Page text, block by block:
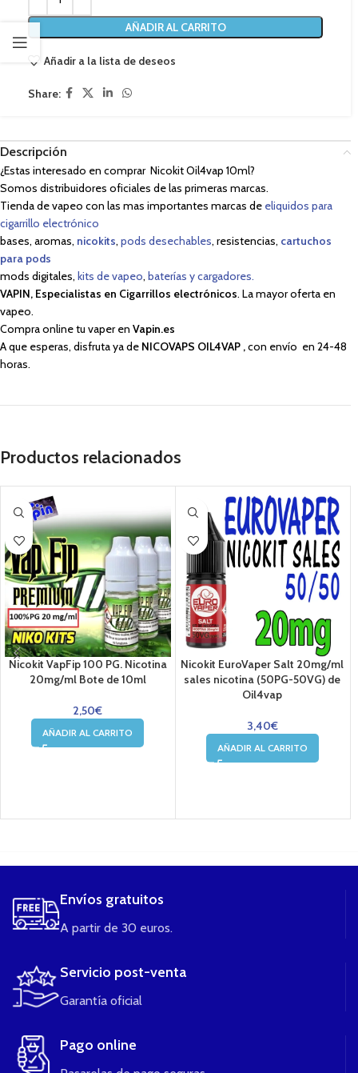
AÑADIR AL CARRITO
Añadir a la lista de deseos
Share:
Descripción
¿Estas interesado en comprar Nicokit Oil4vap 10ml?
Somos distribuidores oficiales de las primeras marcas.
Tienda de vapeo con las mas importantes marcas de eliquidos para
cigarrillo electrónico
bases, aromas, nicokits, pods desechables, resistencias, cartuchos
para pods
mods digitales, kits de vapeo, baterías y cargadores.
VAPIN, Especialistas en Cigarrillos electrónicos. La mayor oferta en
vapeo.
Compra online tu vaper en Vapin.es
A que esperas, disfruta ya de NICOVAPS OIL4VAP ,con envío en 24-48
horas.
Productos relacionados
Nicokit VapFip 100 PG. Nicotina
20mg/ml Bote de 10ml
2,50€
AÑADIR AL CARRITO
Nicokit EuroVaper Salt 20mg/ml
sales nicotina (50PG-50VG) de
Oil4vap
3,40€
AÑADIR AL CARRITO
Envíos gratuitos
A partir de 30 euros.
Servicio post-venta
Garantía oficial
Pago online